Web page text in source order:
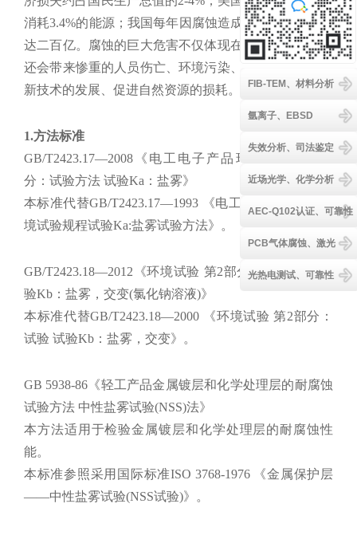
消耗3.4%的能源；我国每年因腐蚀造成的经济损失至少
达二百亿。腐蚀的巨大危害不仅体现在经济损失上，它
还会带来惨重的人员伤亡、环境污染、资源浪费、阻碍
新技术的发展、促进自然资源的损耗。
1.方法标准
GB/T2423.17—2008《电工电子产品环境试验 第2部
分：试验方法 试验Ka：盐雾》
本标准代替GB/T2423.17—1993 《电工电子产品基本环
境试验规程试验Ka:盐雾试验方法》。
GB/T2423.18—2012《环境试验 第2部分：试验方法 试
验Kb：盐雾，交变(氯化钠溶液)》
本标准代替GB/T2423.18—2000 《环境试验 第2部分：
试验 试验Kb：盐雾，交变》。
GB 5938-86《轻工产品金属镀层和化学处理层的耐腐蚀
试验方法 中性盐雾试验(NSS)法》
本方法适用于检验金属镀层和化学处理层的耐腐蚀性
能。
本标准参照采用国际标准ISO 3768-1976 《金属保护层
——中性盐雾试验(NSS试验)》。
FIB-TEM、材料分析
氩离子、EBSD
失效分析、司法鉴定
近场光学、化学分析
AEC-Q102认证、可靠性
PCB气体腐蚀、激光
光热电测试、可靠性